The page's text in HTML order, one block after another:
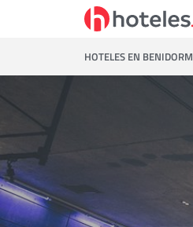
HOTELES EN BENIDORM